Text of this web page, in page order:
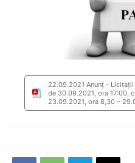
22.09.2021 Anunț -
de 30.09.2021, ora 17:00,
23.09.2021, ora 8,30 –